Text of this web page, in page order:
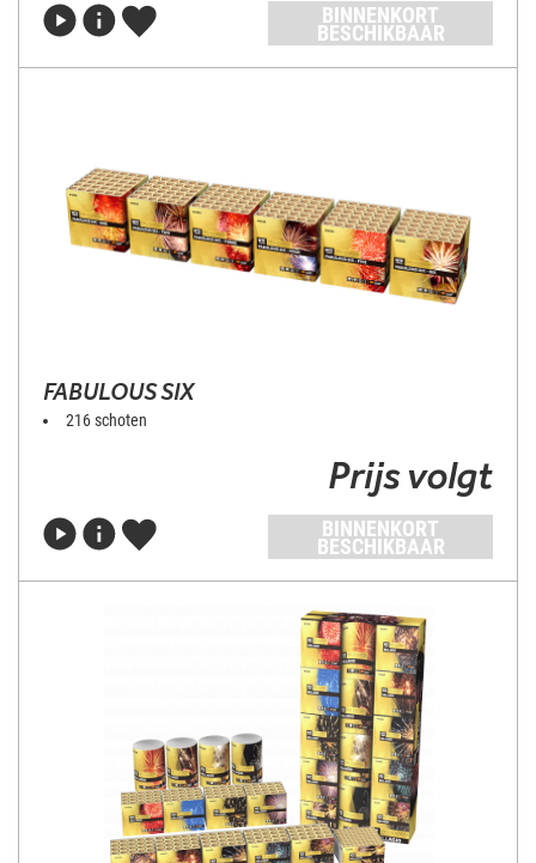
BINNENKORT
BESCHIKBAAR
FABULOUS SIX
216 schoten
Prijs volgt
BINNENKORT
BESCHIKBAAR